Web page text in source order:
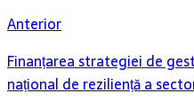
Anterior
Finanțarea strategiei de
național de reziliență a